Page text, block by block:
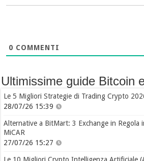
0 COMMENTI
Ultimissime guide Bitcoin
Le 5 Migliori Strategie di Trading Crypto
28/07/26 15:39
Alternative a BitMart: 3 Exchange in Regola
MiCAR
27/07/26 15:27